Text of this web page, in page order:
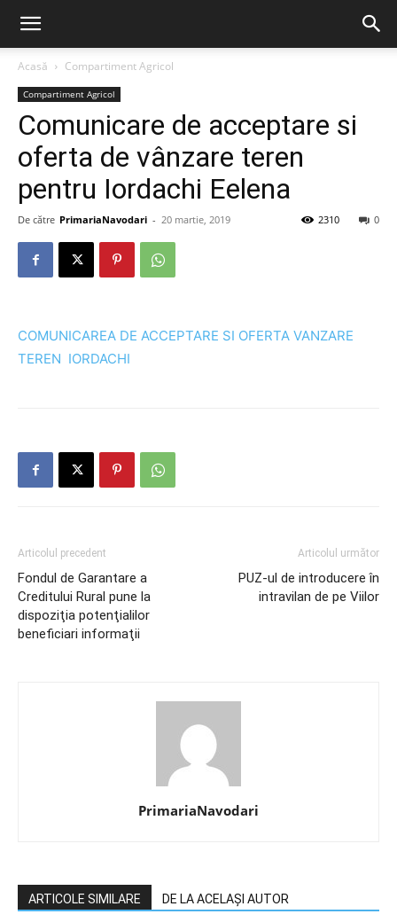
Acasă Compartiment Agricol
Compartiment Agricol
Comunicare de acceptare si
oferta de vânzare teren
pentru Iordachi Eelena
De către PrimariaNavodari - 20 martie, 2019 0
2310
COMUNICAREA DE ACCEPTARE SI OFERTA VANZARE
TEREN IORDACHI
Articolul precedent
Fondul de Garantare a
Creditului Rural pune la
dispoziţia potenţialilor
beneficiari informaţii
Articolul următor
PUZ-ul de introducere în
intravilan de pe Viilor
PrimariaNavodari
ARTICOLE SIMILARE DE LA ACELAȘI AUTOR